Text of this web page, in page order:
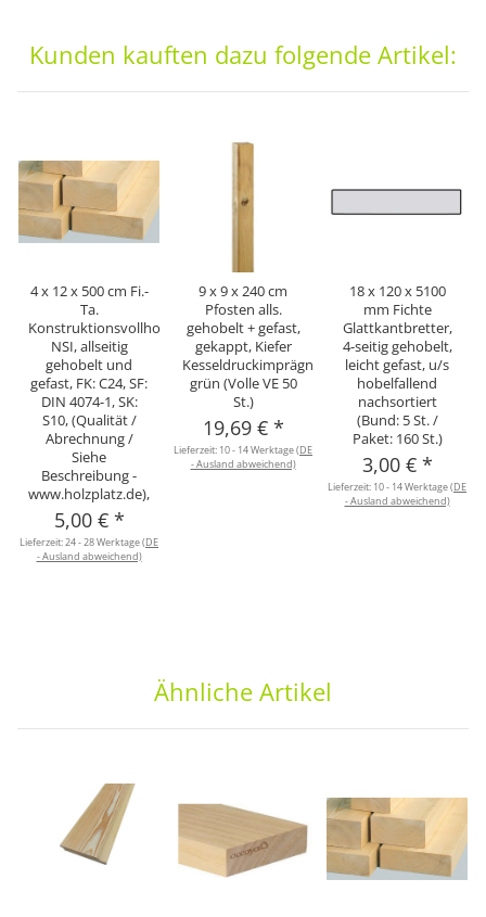
Kunden kauften dazu folgende Artikel:
4 x 12 x 500 cm Fi.-
Ta.
Konstruktionsvollholz
NSI, allseitig
gehobelt und
gefast, FK: C24, SF:
DIN 4074-1, SK:
S10, (Qualität /
Abrechnung /
Siehe
Beschreibung -
www.holzplatz.de),
5,00 € *
Lieferzeit:24 - 28 Werktage(DE
- Ausland abweichend)
9 x 9 x 240 cm
Pfosten alls.
gehobelt + gefast,
gekappt, Kiefer
Kesseldruckimprägniert
grün (Volle VE 50
St.)
19,69 € *
Lieferzeit: 10 - 14 Werktage(DE
- Ausland abweichend)
18 x 120 x 5100
mm Fichte
Glattkantbretter,
4-seitig gehobelt,
leicht gefast, u/s
hobelfallend
nachsortiert
(Bund: 5 St. /
Paket: 160 St.)
3,00 € *
Lieferzeit: 10 - 14 Werktage(DE
- Ausland abweichend)
Ähnliche Artikel